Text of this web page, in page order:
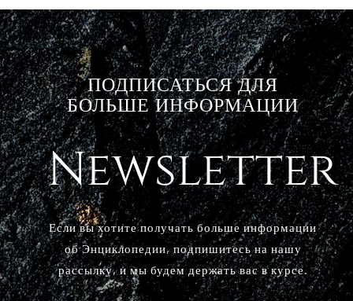
ПОДПИСАТЬСЯ ДЛЯ
БОЛЬШЕ ИНФОРМАЦИИ
Newsletter
Если вы хотите получать больше информации
об Энциклопедии, подпишитесь на нашу
рассылку, и мы будем держать вас в курсе.